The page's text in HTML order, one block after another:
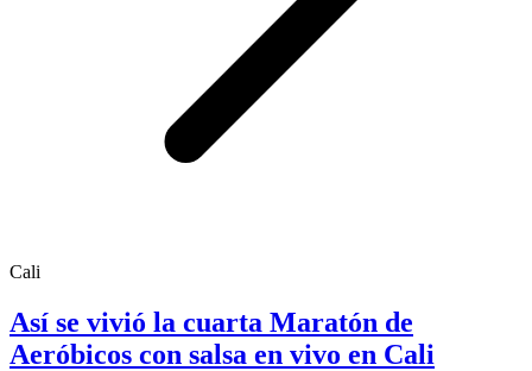
Cali
Así se vivió la cuarta Maratón de
Aeróbicos con salsa en vivo en Cali